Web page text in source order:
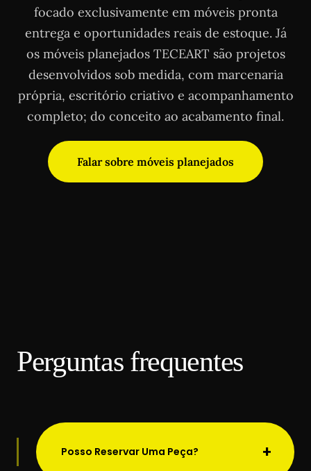
focado exclusivamente em móveis pronta
entrega e oportunidades reais de estoque. Já
os móveis planejados TECEART são projetos
desenvolvidos sob medida, com marcenaria
própria, escritório criativo e acompanhamento
completo; do conceito ao acabamento final.
Falar sobre móveis planejados
Perguntas frequentes
Posso Reservar Uma Peça? +